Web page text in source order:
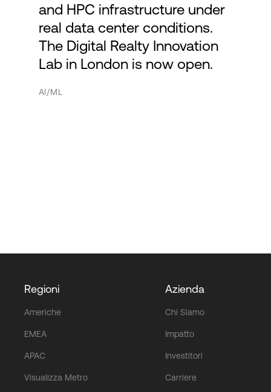
and HPC infrastructure under
real data center conditions.
The Digital Realty Innovation
Lab in London is now open.
AI/ML
Regioni
Americhe
EMEA
APAC
Visualizza Metro
Azienda
Chi Siamo
Impatto
Investitori
Carriere